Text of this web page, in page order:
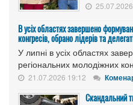
В усіх областях завершено
конгресів, обрано лідерів та
У липні в усіх областях
регіональних молодіжних
21.07.2026 19:12
Скандальний